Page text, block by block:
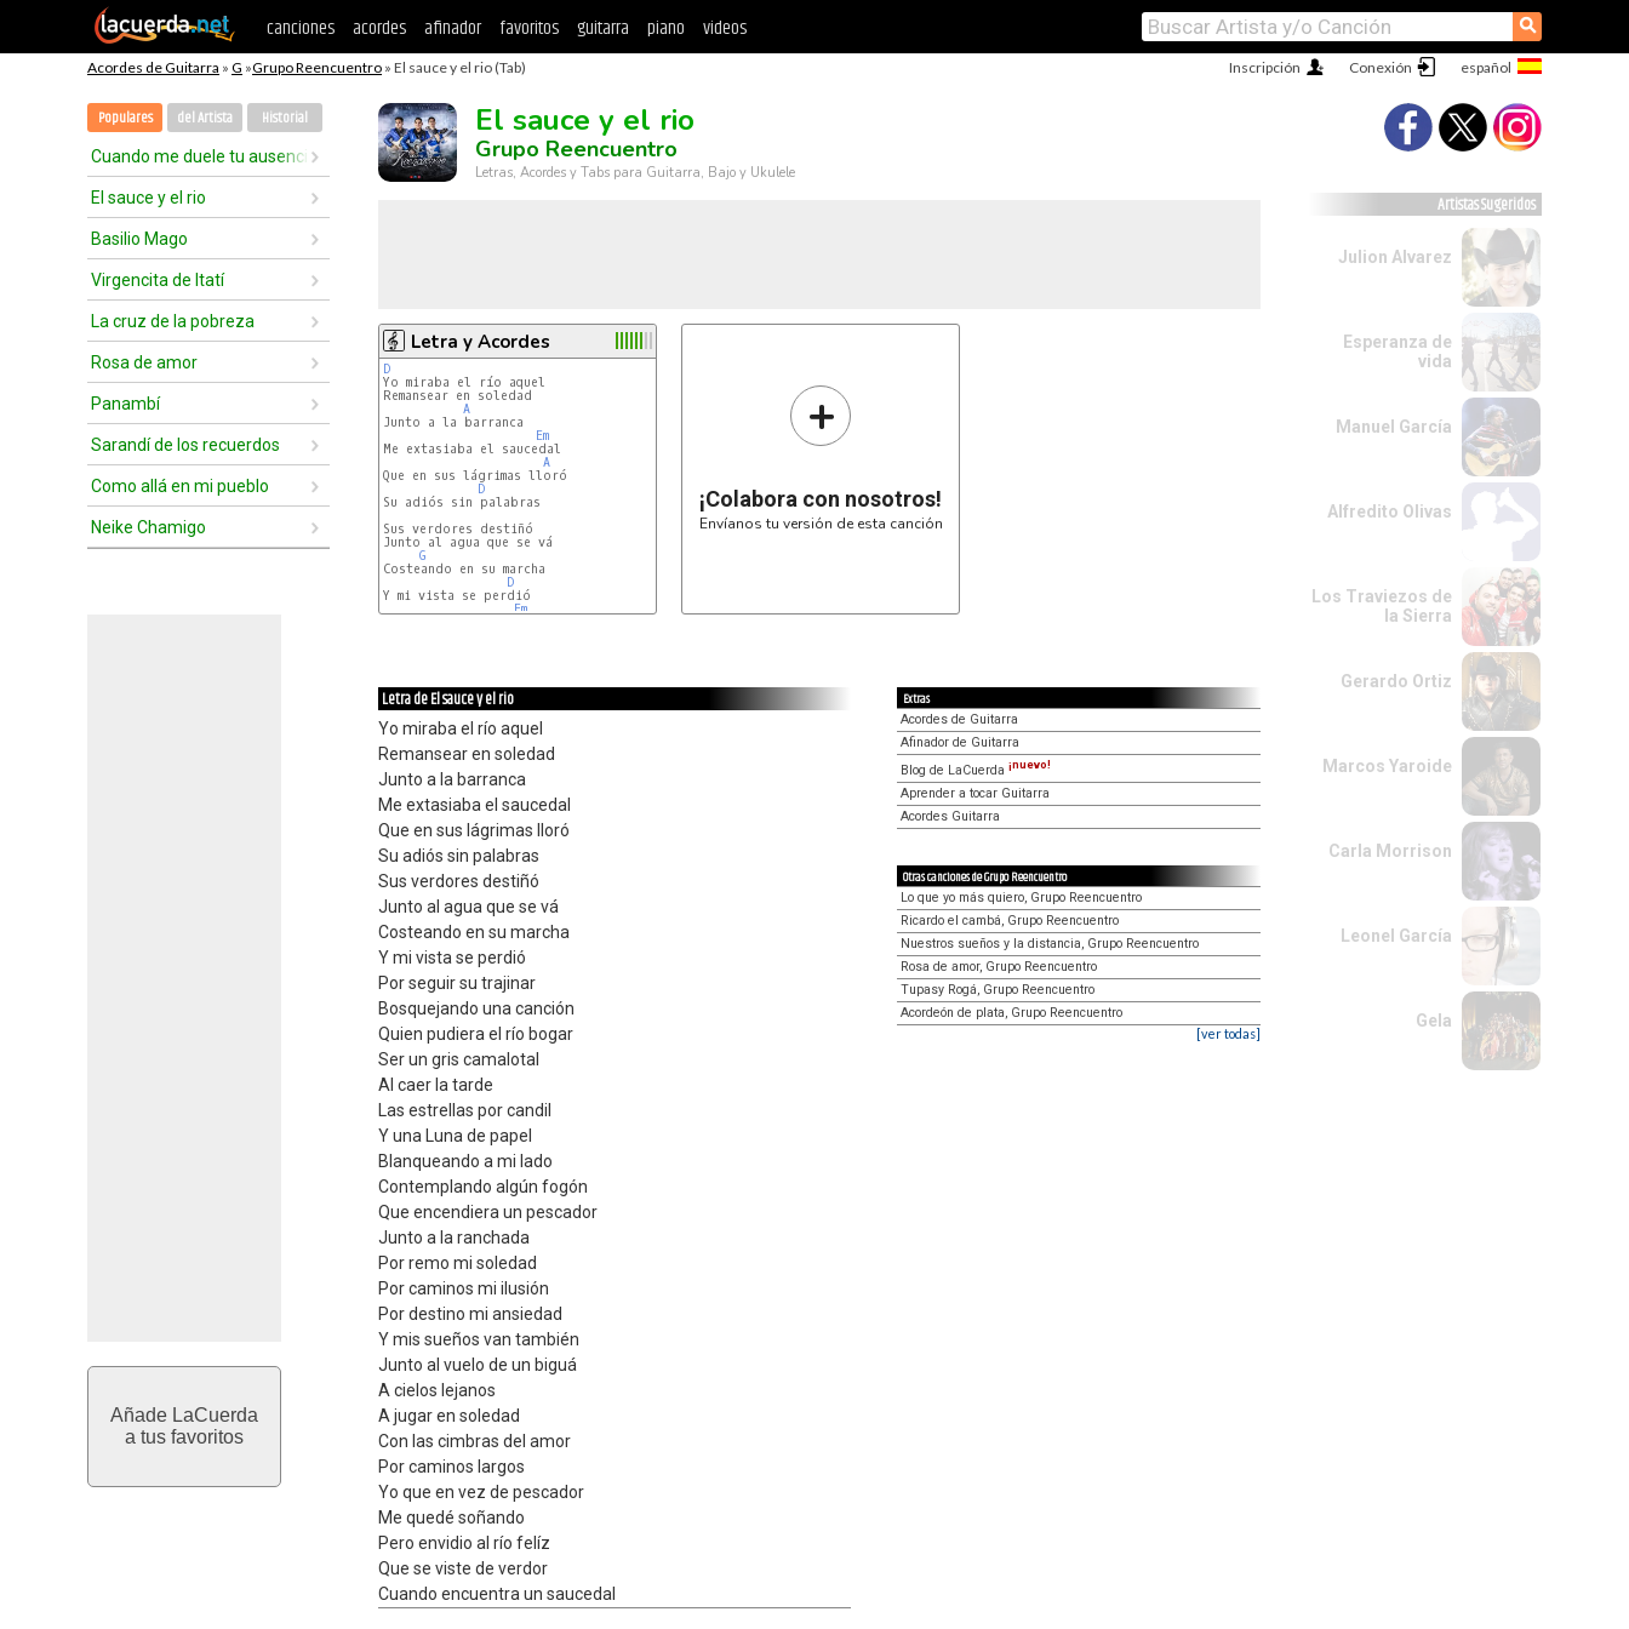
canciones acordes afinador favoritos guitarra piano videos ⚲
Acordes de Guitarra » G »Grupo Reencuentro » El sauce y el rio (Tab) Conexión
Inscripción
Populares del Artista Historial
Cuando me duele tu ausencia
El sauce y el rio
Basilio Mago
Virgencita de Itatí
La cruz de la pobreza
Rosa de amor
Panambí
Sarandí de los recuerdos
Como allá en mi pueblo
Neike Chamigo
Añade LaCuerda
a tus favoritos
El sauce y el rio
Grupo Reencuentro
Letras, Acordes y Tabs para Guitarra, Bajo y Ukulele
Letra y Acordes
D
Remansear en soledad
A
Junto a la barranca
Em
Me extasiaba el saucedal
A
Que en sus lágrimas lloró
D
Su adiós sin palabras
Sus verdores destiñó
Junto al agua que se vá
G
Costeando en su marcha
D
Y mi vista se perdió
Em
+
¡Colabora con nosotros!
Envíanos tu versión de esta canción
Letra de El sauce y el rio
Yo miraba el río aquel
Remansear en soledad
Junto a la barranca
Me extasiaba el saucedal
Que en sus lágrimas lloró
Su adiós sin palabras
Sus verdores destiñó
Junto al agua que se vá
Costeando en su marcha
Y mi vista se perdió
Por seguir su trajinar
Bosquejando una canción
Quien pudiera el río bogar
Ser un gris camalotal
Al caer la tarde
Las estrellas por candil
Y una Luna de papel
Blanqueando a mi lado
Contemplando algún fogón
Que encendiera un pescador
Junto a la ranchada
Por remo mi soledad
Por caminos mi ilusión
Por destino mi ansiedad
Y mis sueños van también
Junto al vuelo de un biguá
A cielos lejanos
A jugar en soledad
Con las cimbras del amor
Por caminos largos
Yo que en vez de pescador
Me quedé soñando
Pero envidio al río felíz
Que se viste de verdor
Cuando encuentra un saucedal
Extras
Acordes de Guitarra
Afinador de Guitarra
Blog de LaCuerda ¡nuevo!
Aprender a tocar Guitarra
Acordes Guitarra
Otras canciones de Grupo Reencuentro
Lo que yo más quiero, Grupo Reencuentro
Ricardo el cambá, Grupo Reencuentro
Nuestros sueños y la distancia, Grupo Reencuentro
Rosa de amor, Grupo Reencuentro
Tupasy Rogá, Grupo Reencuentro
Acordeón de plata, Grupo Reencuentro
[ver todas]
Artistas Sugeridos
Julion Alvarez
Esperanza de
vida
Manuel García
Alfredito Olivas
Los Traviezos de
la Sierra
Gerardo Ortiz
Marcos Yaroide
Carla Morrison
Leonel García
Gela